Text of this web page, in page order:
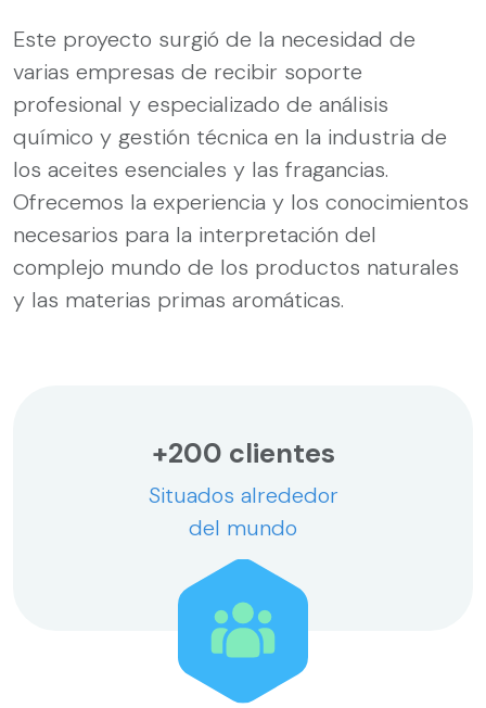
Este proyecto surgió de la necesidad de
varias empresas de recibir soporte
profesional y especializado de análisis
químico y gestión técnica en la industria de
los aceites esenciales y las fragancias.
Ofrecemos la experiencia y los conocimientos
necesarios para la interpretación del
complejo mundo de los productos naturales
y las materias primas aromáticas.
+200 clientes
Situados alrededor
del mundo